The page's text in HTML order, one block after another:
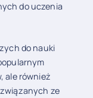
do uczenia
do nauki
ale również
ze